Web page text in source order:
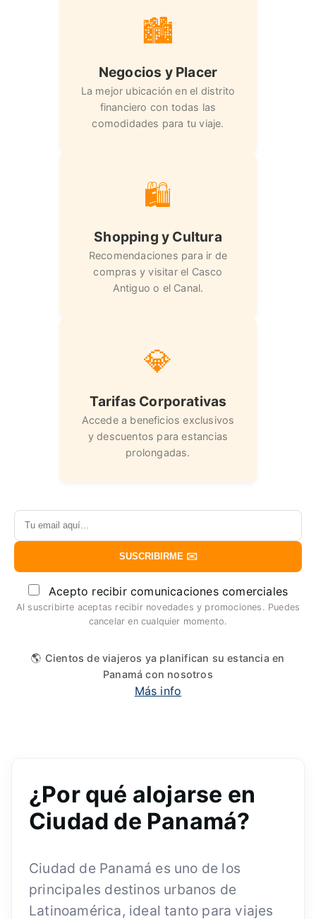
🏙️
Negocios y Placer
La mejor ubicación en el distrito
financiero con todas las
comodidades para tu viaje.
🛍️
Shopping y Cultura
Recomendaciones para ir de
compras y visitar el Casco
Antiguo o el Canal.
💎
Tarifas Corporativas
Accede a beneficios exclusivos
y descuentos para estancias
prolongadas.
SUSCRIBIRME ✉️
Acepto recibir comunicaciones comerciales
Al suscribirte aceptas recibir novedades y promociones. Puedes
cancelar en cualquier momento.
🌎 Cientos de viajeros ya planifican su estancia en
Panamá con nosotros
Más info
¿Por qué alojarse en
Ciudad de Panamá?
Ciudad de Panamá es uno de los
principales destinos urbanos de
Latinoamérica, ideal tanto para viajes